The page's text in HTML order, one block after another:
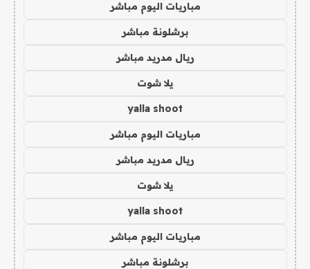
مباريات اليوم مباشر
برشلونة مباشر
ريال مدريد مباشر
يلا شوت
yalla shoot
مباريات اليوم مباشر
ريال مدريد مباشر
يلا شوت
yalla shoot
مباريات اليوم مباشر
برشلونة مباشر